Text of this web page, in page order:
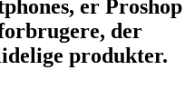
er Proshop
der
produkter.